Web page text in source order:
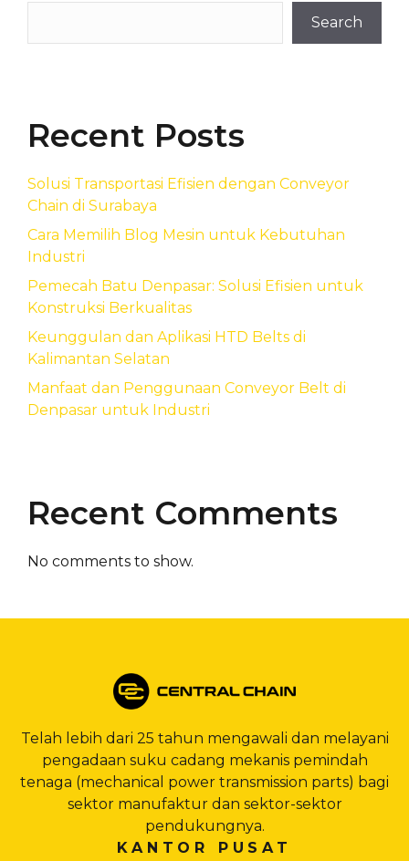
Search
Recent Posts
Solusi Transportasi Efisien dengan Conveyor
Chain di Surabaya
Cara Memilih Blog Mesin untuk Kebutuhan
Industri
Pemecah Batu Denpasar: Solusi Efisien untuk
Konstruksi Berkualitas
Keunggulan dan Aplikasi HTD Belts di
Kalimantan Selatan
Manfaat dan Penggunaan Conveyor Belt di
Denpasar untuk Industri
Recent Comments
No comments to show.
Telah lebih dari 25 tahun mengawali dan melayani
pengadaan suku cadang mekanis pemindah
tenaga (mechanical power transmission parts) bagi
sektor manufaktur dan sektor-sektor
pendukungnya.
KANTOR PUSAT